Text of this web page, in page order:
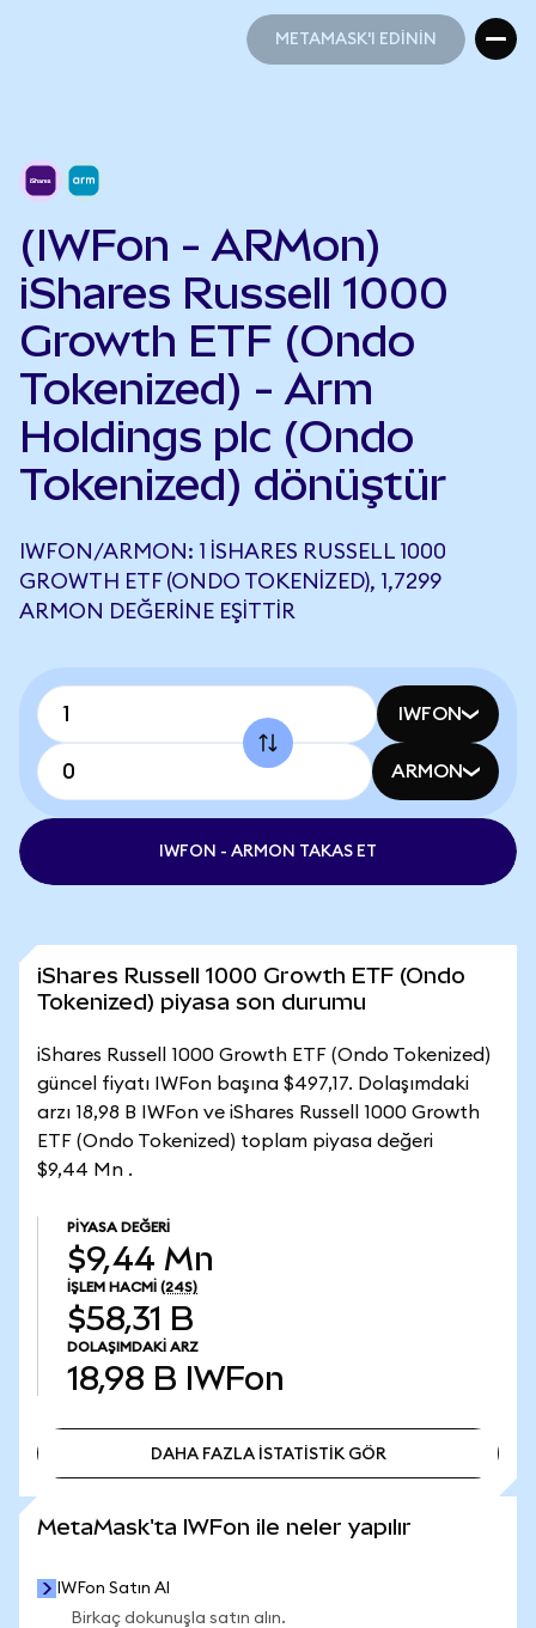
METAMASK'I EDİNİN
(IWFon - ARMon)
iShares Russell 1000
Growth ETF (Ondo
Tokenized) - Arm
Holdings plc (Ondo
Tokenized) dönüştür
IWFON/ARMON: 1 ISHARES RUSSELL 1000
GROWTH ETF (ONDO TOKENIZED), 1,7299
ARMON DEĞERINE EŞITTIR
IWFON
ARMON
IWFON - ARMON TAKAS ET
iShares Russell 1000 Growth ETF (Ondo
Tokenized) piyasa son durumu
iShares Russell 1000 Growth ETF (Ondo Tokenized)
güncel fiyatı IWFon başına $497,17. Dolaşımdaki
arzı 18,98 B IWFon ve iShares Russell 1000 Growth
ETF (Ondo Tokenized) toplam piyasa değeri
$9,44 Mn .
PIYASA DEĞERI
$9,44 Mn
İŞLEM HACMI (24S)
$58,31 B
DOLAŞIMDAKI ARZ
18,98 B IWFon
DAHA FAZLA İSTATİSTİK GÖR
MetaMask'ta IWFon ile neler yapılır
IWFon Satın Al
Birkaç dokunuşla satın alın.